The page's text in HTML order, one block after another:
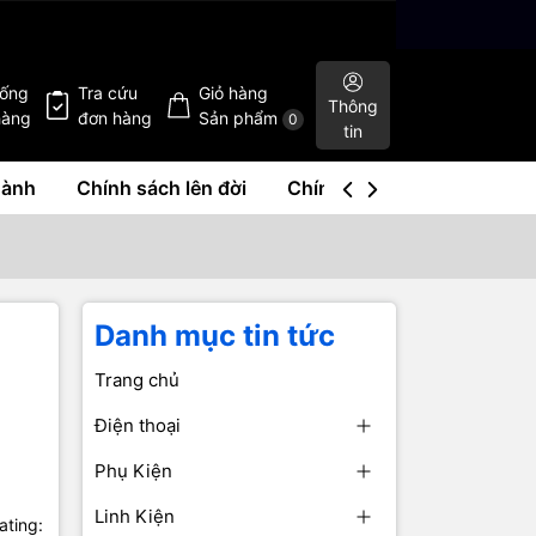
Tra cứu
đơn hàng
Giỏ hàng
Sản phẩm
0
Thông
tin
Chính sách lên đời Chính sách mua lại
Danh mục tin tức
Trang chủ
Điện thoại
Phụ Kiện
Linh Kiện